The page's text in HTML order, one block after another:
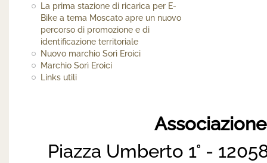
La prima stazione di ricarica per E-
Bike a tema Moscato apre un nuovo
percorso di promozione e di
identificazione territoriale
Nuovo marchio Sorì Eroici
Marchio Sorì Eroici
Links utili
Piazza Umberto 1° -